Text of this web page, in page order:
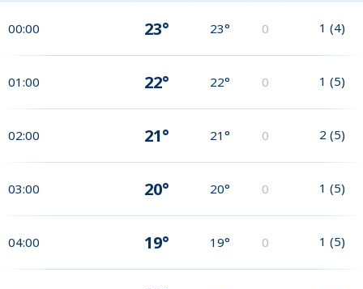
00:00 23° 23° 0 1 (4)
01:00 22° 22° 0 1 (5)
02:00 21° 21° 0 2 (5)
03:00 20° 20° 0 1 (5)
04:00 19° 19° 0 1 (5)